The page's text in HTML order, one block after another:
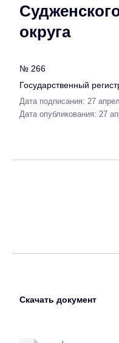
округа
№ 266
Государственный
Дата подписания: 27
Дата опубликования: 27
Скачать документ